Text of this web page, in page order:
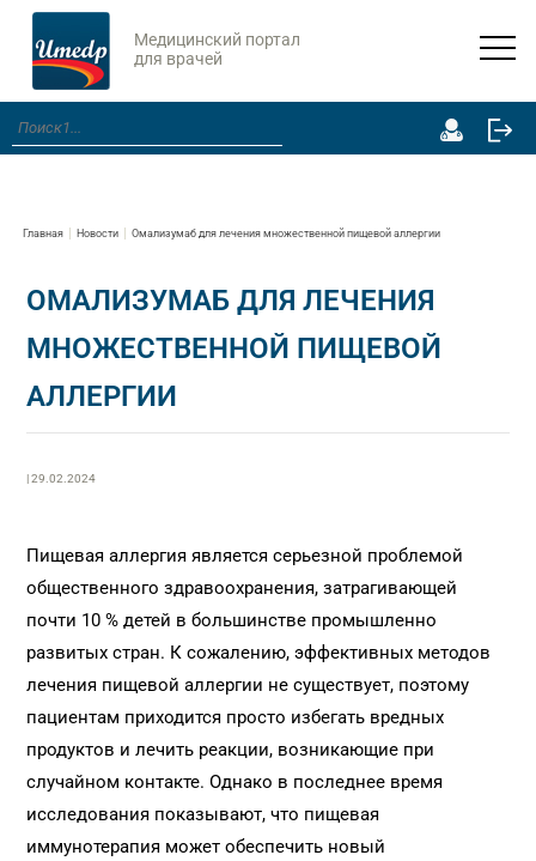
Медицинский портал
для врачей
Главная Новости Омализумаб для лечения множественной пищевой аллергии
ОМАЛИЗУМАБ ДЛЯ ЛЕЧЕНИЯ
МНОЖЕСТВЕННОЙ ПИЩЕВОЙ
АЛЛЕРГИИ
| 29.02.2024
Пищевая аллергия является серьезной проблемой
общественного здравоохранения, затрагивающей
почти 10 % детей в большинстве промышленно
развитых стран. К сожалению, эффективных методов
лечения пищевой аллергии не существует, поэтому
пациентам приходится просто избегать вредных
продуктов и лечить реакции, возникающие при
случайном контакте. Однако в последнее время
исследования показывают, что пищевая
иммунотерапия может обеспечить новый